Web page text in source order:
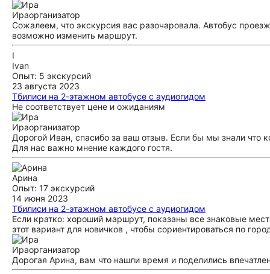
Ираорганизатор
Сожалеем, что экскурсия вас разочаровала. Автобус
возможно изменить маршрут.
I
Ivan
Опыт: 5 экскурсий
23 августа 2023
Тбилиси на 2-этажном автобусе с аудиогидом
Не соответствует цене и ожиданиям
Ираорганизатор
Дорогой Иван, спасибо за ваш отзыв. Если бы мы знали что
Для нас важно мнение каждого гостя.
Арина
Опыт: 17 экскурсий
14 июня 2023
Тбилиси на 2-этажном автобусе с аудиогидом
Если кратко: хороший маршрут, показаны все знаковые
этот вариант для новичков , чтобы сориентироваться по
Ираорганизатор
Дорогая Арина, вам что нашли время и поделились